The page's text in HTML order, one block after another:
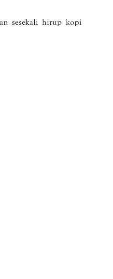
sesekali hirup kopi